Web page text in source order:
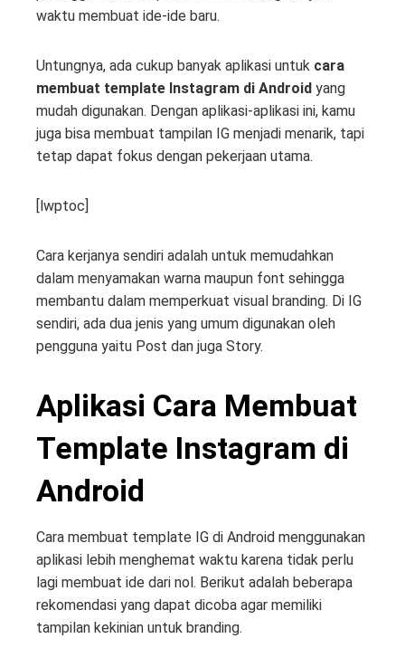
waktu membuat ide-ide baru.
Untungnya, ada cukup banyak aplikasi untuk cara
membuat template Instagram di Android yang
mudah digunakan. Dengan aplikasi-aplikasi ini, kamu
juga bisa membuat tampilan IG menjadi menarik, tapi
tetap dapat fokus dengan pekerjaan utama.
[lwptoc]
Cara kerjanya sendiri adalah untuk memudahkan
dalam menyamakan warna maupun font sehingga
membantu dalam memperkuat visual branding. Di IG
sendiri, ada dua jenis yang umum digunakan oleh
pengguna yaitu Post dan juga Story.
Aplikasi Cara Membuat
Template Instagram di
Android
Cara membuat template IG di Android menggunakan
aplikasi lebih menghemat waktu karena tidak perlu
lagi membuat ide dari nol. Berikut adalah beberapa
rekomendasi yang dapat dicoba agar memiliki
tampilan kekinian untuk branding.